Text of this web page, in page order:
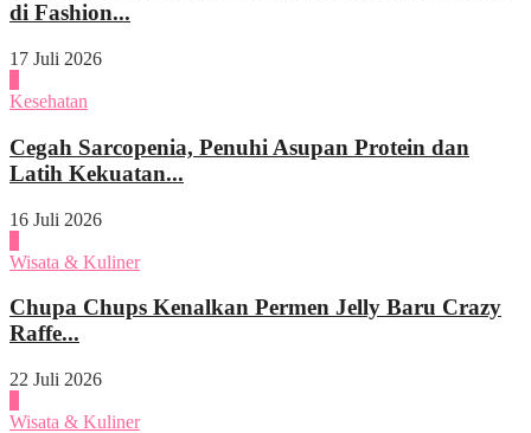
di Fashion...
17 Juli 2026
Kesehatan
Cegah Sarcopenia, Penuhi Asupan Protein dan
Latih Kekuatan...
16 Juli 2026
Wisata & Kuliner
Chupa Chups Kenalkan Permen Jelly Baru Crazy
Raffe...
22 Juli 2026
Wisata & Kuliner